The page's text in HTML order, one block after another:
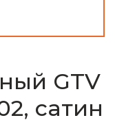
GTV
сатин